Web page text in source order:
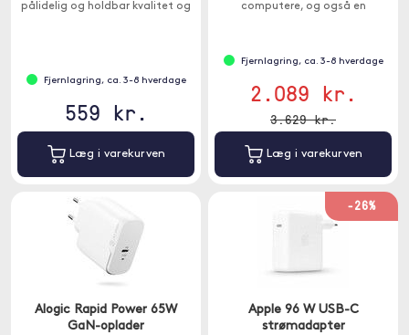
pålidelig og holdbar kvalitet og
Fjernlagring, ca. 3-8 hverdage
559 kr.
Læg i varekurven
computere, og også en
Fjernlagring, ca. 3-8 hverdage
2.089 kr.
3.629 kr.
Læg i varekurven
Alogic Rapid Power 65W
GaN-oplader
-26%
Apple 96 W USB-C
strømadapter